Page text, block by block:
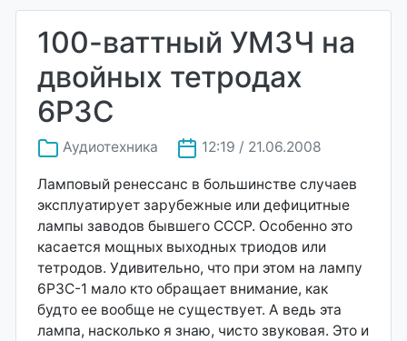
100-ваттный УМЗЧ на
двойных тетродах
6Р3С
Аудиотехника 12:19 / 21.06.2008
Ламповый ренессанс в большинстве случаев
эксплуатирует зарубежные или дефицитные
лампы заводов бывшего СССР. Особенно это
касается мощных выходных триодов или
тетродов. Удивительно, что при этом на лампу
6РЗС-1 мало кто обращает внимание, как
будто ее вообще не существует. А ведь эта
лампа, насколько я знаю, чисто звуковая. Это и